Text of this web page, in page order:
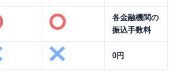
各金融機関の
振込手数料
0円